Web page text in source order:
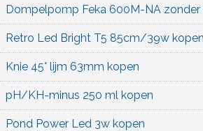
Dompelpomp Feka 600M-NA
Retro Led Bright T5 85cm/39w kopen
Knie 45° lijm 63mm kopen
pH/KH-minus 250 ml kopen
Pond Power Led 3w kopen